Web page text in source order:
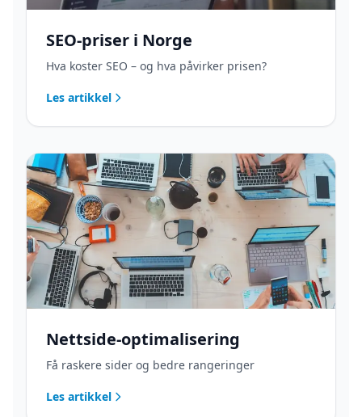
SEO-priser i Norge
Hva koster SEO – og hva påvirker prisen?
Les artikkel
Nettside-optimalisering
Få raskere sider og bedre rangeringer
Les artikkel